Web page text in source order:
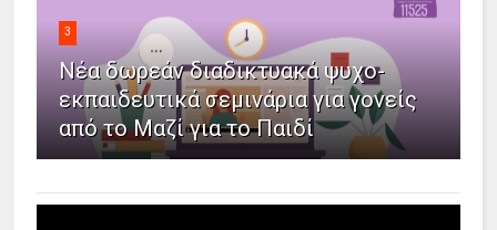
3
Νέα δωρεάν διαδικτυακά ψυχο-
εκπαιδευτικά σεμινάρια για γονείς
από το Μαζί για το Παιδί